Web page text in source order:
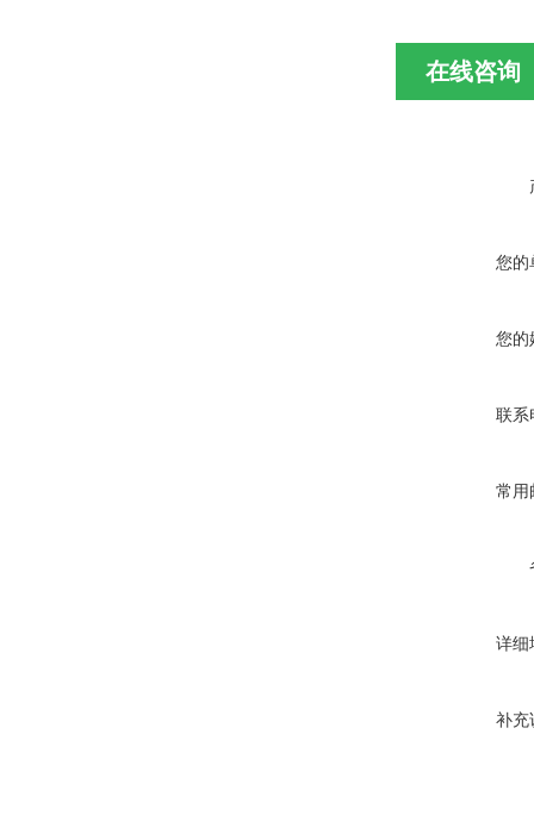
在线咨询
您的
您的
联系
常用
详细
补充